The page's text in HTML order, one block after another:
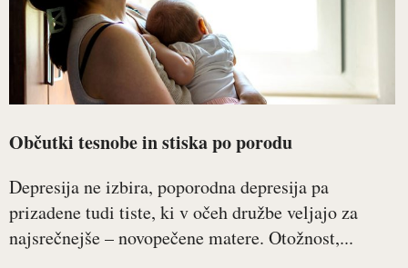
Občutki tesnobe in stiska po porodu
Depresija ne izbira, poporodna depresija pa
prizadene tudi tiste, ki v očeh družbe veljajo za
najsrečnejše – novopečene matere. Otožnost,...